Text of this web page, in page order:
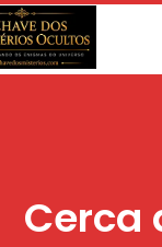
Cerca